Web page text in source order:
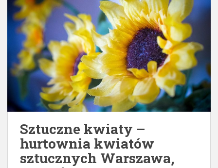
Sztuczne kwiaty –
hurtownia kwiatów
sztucznych Warszawa,